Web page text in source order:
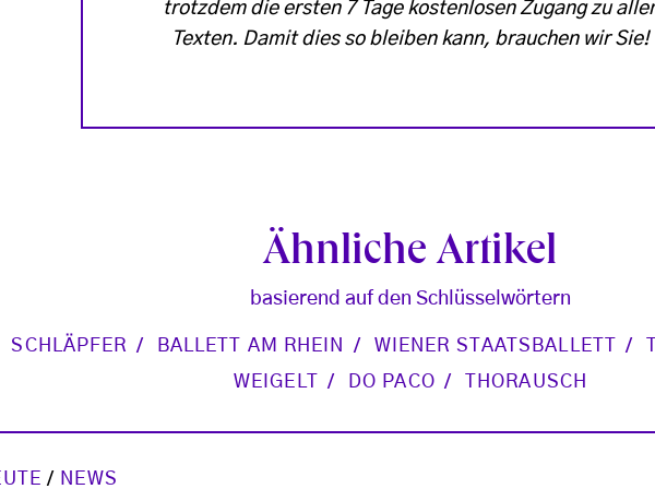
trotzdem die ersten 7 Tage kostenlosen Zugang zu
Texten. Damit dies so bleiben kann, brauchen wir Sie!
Ähnliche Artikel
basierend auf den Schlüsselwörtern
SCHLÄPFER BALLETT AM RHEIN WIENER STAATSBALLETT
WEIGELT
DO PACO THORAUSCH
/ NEWS